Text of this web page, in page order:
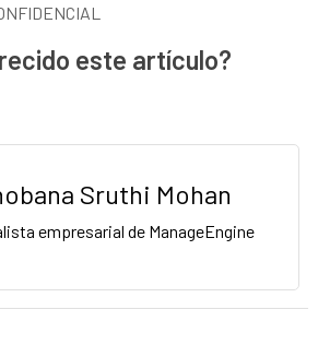
este artículo?
Sruthi Mohan
empresarial de ManageEngine